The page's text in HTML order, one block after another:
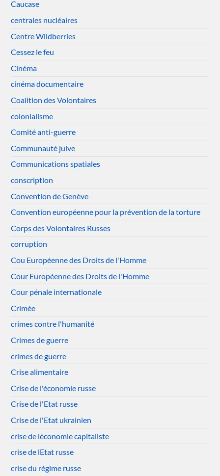
Caucase
centrales nucléaires
Centre Wildberries
Cessez le feu
Cinéma
cinéma documentaire
Coalition des Volontaires
colonialisme
Comité anti-guerre
Communauté juive
Communications spatiales
conscription
Convention de Genève
Convention européenne pour la prévention de la torture
Corps des Volontaires Russes
corruption
Cou Européenne des Droits de l'Homme
Cour Européenne des Droits de l'Homme
Cour pénale internationale
Crimée
crimes contre l'humanité
Crimes de guerre
crimes de guerre
Crise alimentaire
Crise de l'économie russe
Crise de l'Etat russe
Crise de l'Etat ukrainien
crise de léconomie capitaliste
crise de lEtat russe
crise du régime russe